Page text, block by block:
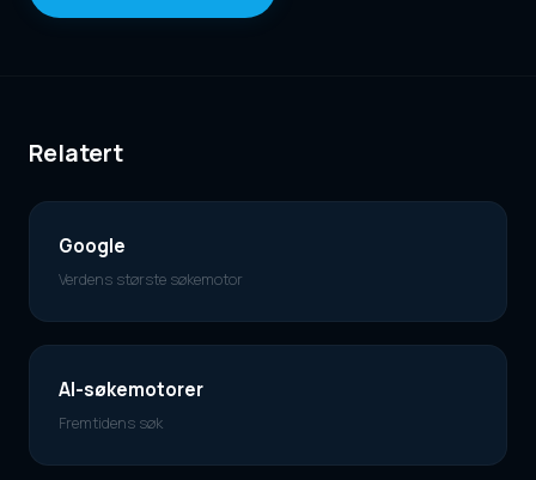
Relatert
Google
Verdens største søkemotor
AI-søkemotorer
Fremtidens søk